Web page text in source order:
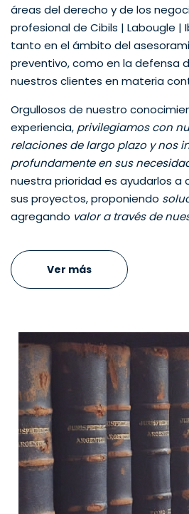
áreas del derecho y de los
profesional de Cibils | Labougle |
tanto en el ámbito del
preventivo, como en la defensa
nuestros clientes en materia
Orgullosos de nuestro
experiencia, privilegiamos con
relaciones de largo plazo y nos
profundamente en sus
nuestra prioridad es ayudarlos a
sus proyectos, proponiendo
agregando valor a través de
Ver más